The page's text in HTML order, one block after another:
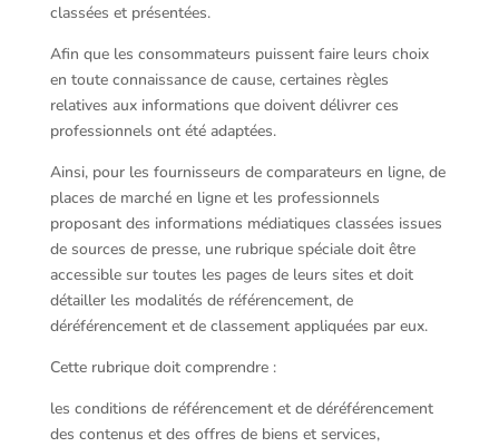
classées et présentées.
Afin que les consommateurs puissent faire leurs choix
en toute connaissance de cause, certaines règles
relatives aux informations que doivent délivrer ces
professionnels ont été adaptées.
Ainsi, pour les fournisseurs de comparateurs en ligne, de
places de marché en ligne et les professionnels
proposant des informations médiatiques classées issues
de sources de presse, une rubrique spéciale doit être
accessible sur toutes les pages de leurs sites et doit
détailler les modalités de référencement, de
déréférencement et de classement appliquées par eux.
Cette rubrique doit comprendre :
les conditions de référencement et de déréférencement
des contenus et des offres de biens et services,